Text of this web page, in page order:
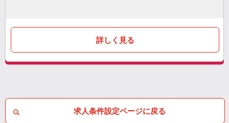
詳しく見る
求人条件設定ページに戻る